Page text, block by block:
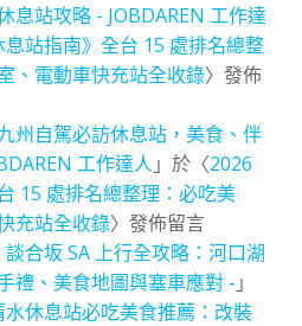
息站攻略 - JOBDAREN 工作達
站指南》全台 15 處排名總整
、電動車快充站全收錄〉發佈
州自駕必訪休息站，美食、伴
工作達人 」於〈2026
15 處排名總整理：必吃美
充站全收錄〉發佈留言
談合坂 SA 上行全攻略：河口湖
禮、美食地圖與塞車應對 - 」
水休息站必吃美食推薦：改裝